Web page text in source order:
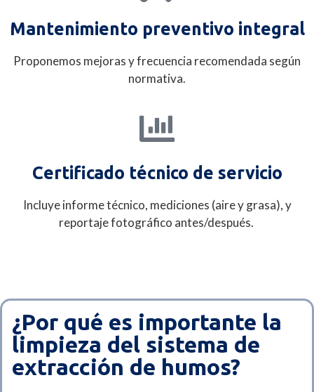
Mantenimiento preventivo integral
Proponemos mejoras y frecuencia recomendada según
normativa.
Certificado técnico de servicio
Incluye informe técnico, mediciones (aire y grasa), y
reportaje fotográfico antes/después.
¿Por qué es importante la
limpieza del sistema de
extracción de humos?